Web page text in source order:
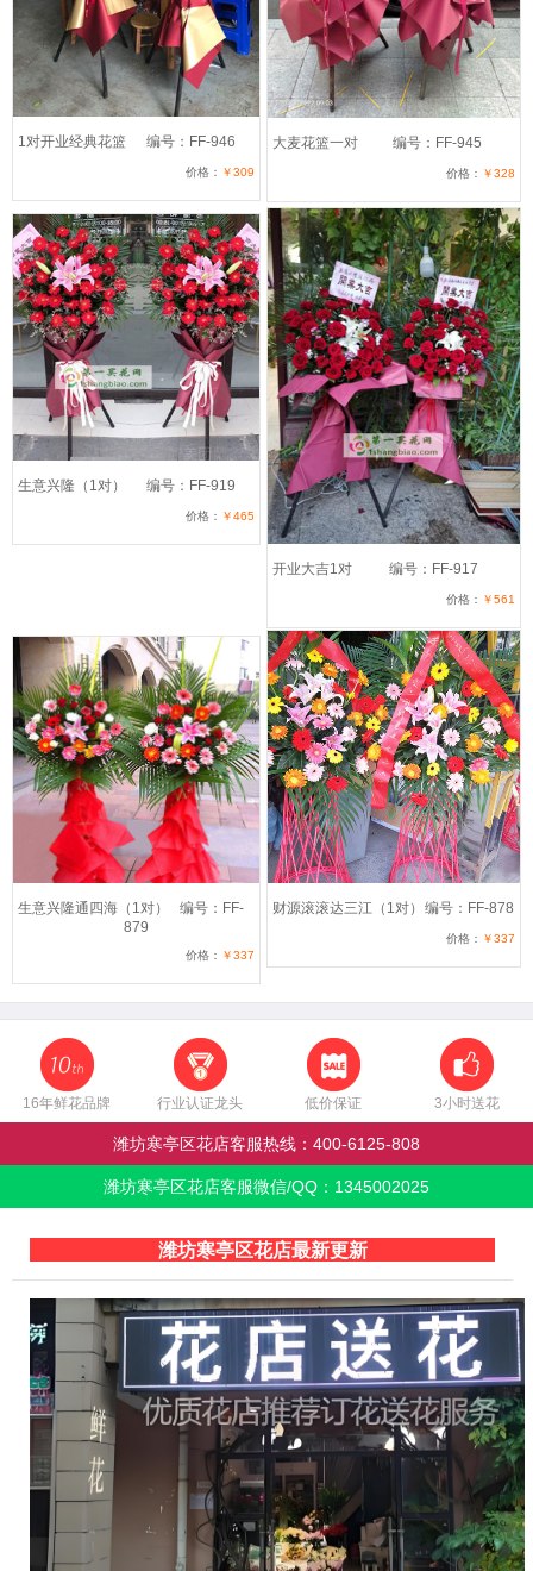
1对开业经典花篮 编号：FF-946
价格： ￥309
大麦花篮一对 编号：FF-945
价格： ￥328
生意兴隆（1对） 编号：FF-919
价格： ￥465
开业大吉1对 编号：FF-917
价格： ￥561
生意兴隆通四海（1对）
编号：FF-
879
价格： ￥337
财源滚滚达三江（1对） 编号：FF-878
价格： ￥337
16年鲜花品牌 行业认证龙头 低价保证 3小时送花
潍坊寒亭区花店客服热线： 400-6125-808
潍坊寒亭区花店客服微信/QQ： 1345002025
潍坊寒亭区花店最新更新